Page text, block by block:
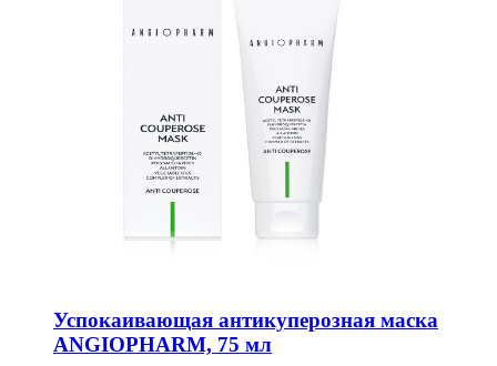
Успокаивающая антикуперозная маска
ANGIOPHARM, 75 мл